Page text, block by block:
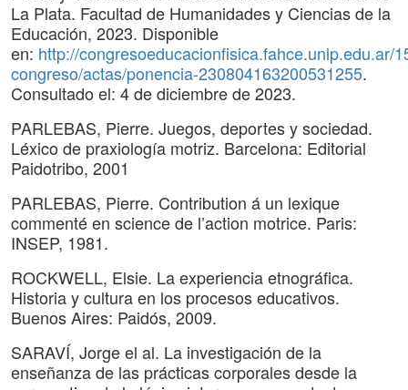
La Plata. Facultad de Humanidades y Ciencias de la
Educación, 2023. Disponible
en: http://congresoeducacionfisica.fahce.unlp.edu.ar/
congreso/actas/ponencia-230804163200531255.
Consultado el: 4 de diciembre de 2023.
PARLEBAS, Pierre. Juegos, deportes y sociedad.
Léxico de praxiología motriz. Barcelona: Editorial
Paidotribo, 2001
PARLEBAS, Pierre. Contribution á un lexique
commenté en science de l’action motrice. Paris:
INSEP, 1981.
ROCKWELL, Elsie. La experiencia etnográfica.
Historia y cultura en los procesos educativos.
Buenos Aires: Paidós, 2009.
SARAVÍ, Jorge el al. La investigación de la
enseñanza de las prácticas corporales desde la